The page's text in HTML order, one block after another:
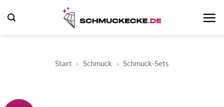
Inhalt
Start » Schmuck » Schmuck-Sets